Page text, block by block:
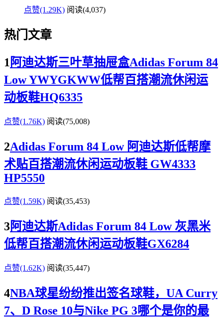
点赞(1.29K) 阅读(4,037)
热门文章
1 阿迪达斯三叶草抽屉盒Adidas Forum 84
Low YWYGKWW低帮百搭潮流休闲运
动板鞋HQ6335
点赞(1.76K) 阅读(75,008)
2Adidas Forum 84 Low 阿迪达斯低帮摩
术贴百搭潮流休闲运动板鞋 GW4333
HP5550
点赞(1.59K) 阅读(35,453)
3阿迪达斯Adidas Forum 84 Low 灰黑米
低帮百搭潮流休闲运动板鞋GX6284
点赞(1.62K) 阅读(35,447)
4NBA球星纷纷推出签名球鞋，UA Curry
7、D Rose 10与Nike PG 3哪个是你的最